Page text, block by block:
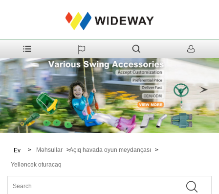
Ev > Məhsullar >Açıq havada oyun meydançası >
Yelləncək oturacaq